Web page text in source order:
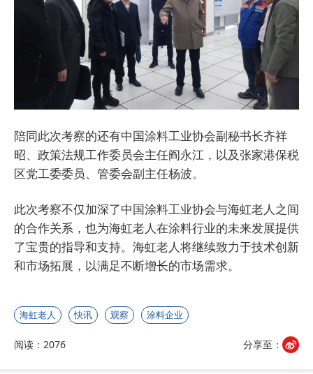
陪同此次考察的还有中国涂料工业协会副秘书长齐祥
昭、政策法规工作委员会主任阎永江，以及张家港保税
区党工委委员、管委会副主任杨波。
此次考察不仅加深了中国涂料工业协会与海虹老人之间
的合作关系，也为海虹老人在涂料行业的未来发展提供
了宝贵的指导和支持。海虹老人将继续致力于技术创新
和市场拓展，以满足不断增长的市场需求。
海虹老人 快讯 观察 涂料企业
阅读：2076 分享至：